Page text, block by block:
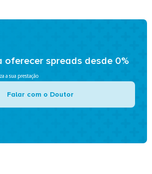
oferecer spreads desde 0%
a sua prestação
Falar com o Doutor